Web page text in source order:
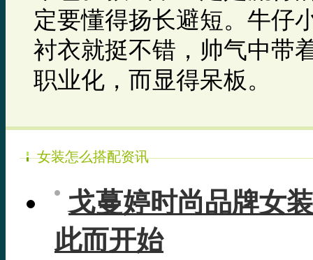
定要懂得扬长避短。牛仔
衬衣就挺不错，帅气中带
职业化，而显得呆板。
女装怎么搭配资讯
戈蔓婷时尚品牌女
此而开始